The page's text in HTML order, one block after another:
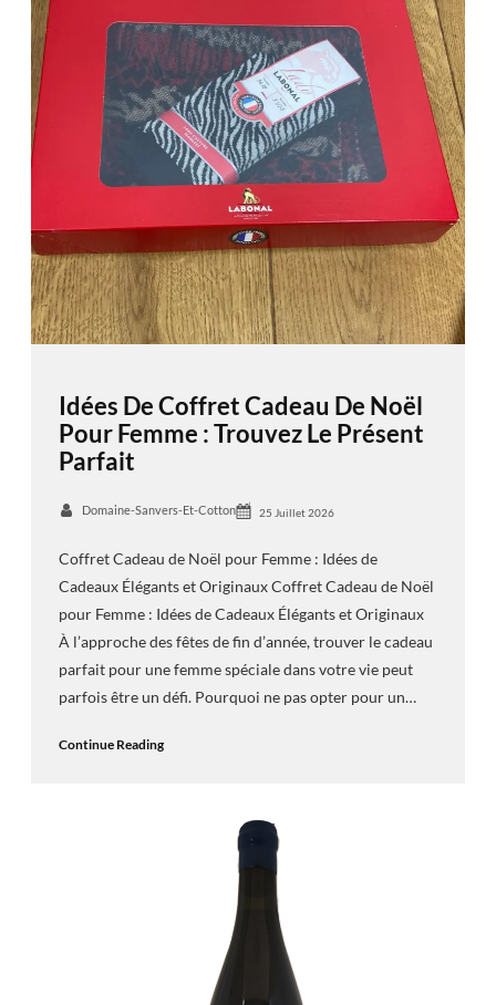
Idées De Coffret Cadeau De Noël
Pour Femme : Trouvez Le Présent
Parfait
Domaine-Sanvers-Et-Cotton 25 Juillet 2026
Coffret Cadeau de Noël pour Femme : Idées de
Cadeaux Élégants et Originaux Coffret Cadeau de Noël
pour Femme : Idées de Cadeaux Élégants et Originaux
À l’approche des fêtes de fin d’année, trouver le cadeau
parfait pour une femme spéciale dans votre vie peut
parfois être un défi. Pourquoi ne pas opter pour un…
Continue Reading